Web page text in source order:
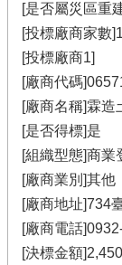
[是否屬災區重
[投標廠商家數
[投標廠商1]
[廠商代碼
[廠商名稱]霖造
[是否得標]是
[組織型態]商業
[廠商業別]其他
[廠商地址]734
[廠商電話
[決標金額